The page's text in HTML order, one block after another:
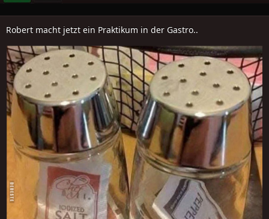
Robert macht jetzt ein Praktikum in der Gastro..